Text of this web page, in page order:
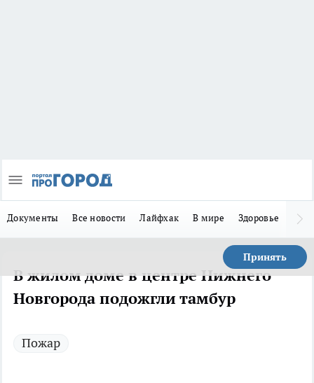
Документы Все новости Лайфхак В мире Здоровье
Принять
В жилом доме в центре Нижнего
Новгорода подожгли тамбур
Пожар